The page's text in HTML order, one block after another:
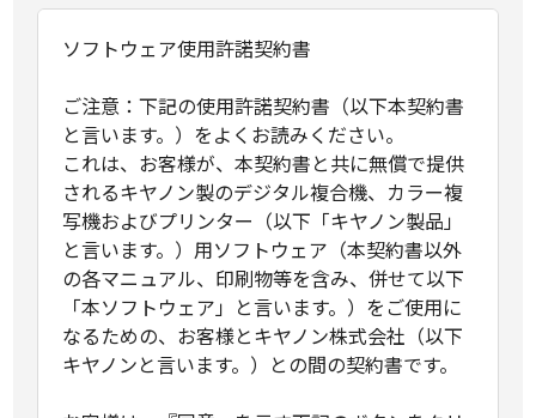
ソフトウェア使用許諾契約書
ご注意：下記の使用許諾契約書（以下本契約書
と言います。）をよくお読みください。
これは、お客様が、本契約書と共に無償で提供
されるキヤノン製のデジタル複合機、カラー複
写機およびプリンター（以下「キヤノン製品」
と言います。）用ソフトウェア（本契約書以外
の各マニュアル、印刷物等を含み、併せて以下
「本ソフトウェア」と言います。）をご使用に
なるための、お客様とキヤノン株式会社（以下
キヤノンと言います。）との間の契約書です。